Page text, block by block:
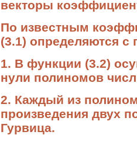
векторы
По известным
(3.1) определяются
1. В функции (3.2)
нули полиномов
2. Каждый из
произведения двух
Гурвица.